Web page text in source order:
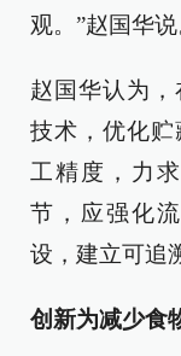
观。”赵国华说
赵国华认为
技术，优化贮
工精度，力
节，应强化
设，建立可追
创新为减少食